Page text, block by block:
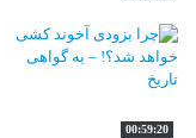
00:59:20